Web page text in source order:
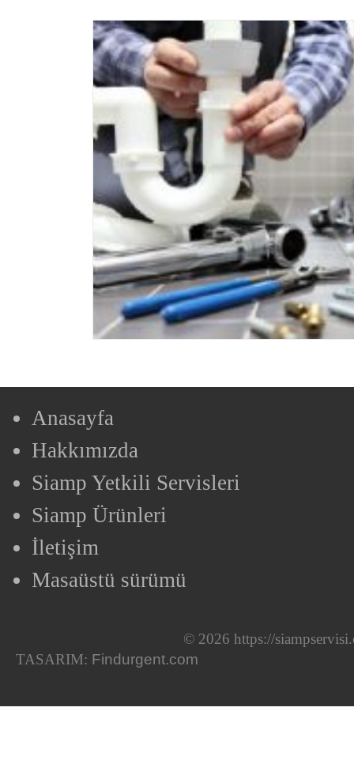
Anasayfa
Hakkımızda
Siamp Yetkili Servisleri
Siamp Ürünleri
İletişim
Masaüstü sürümü
© 2026 https://
TASARIM: Findurgent.com